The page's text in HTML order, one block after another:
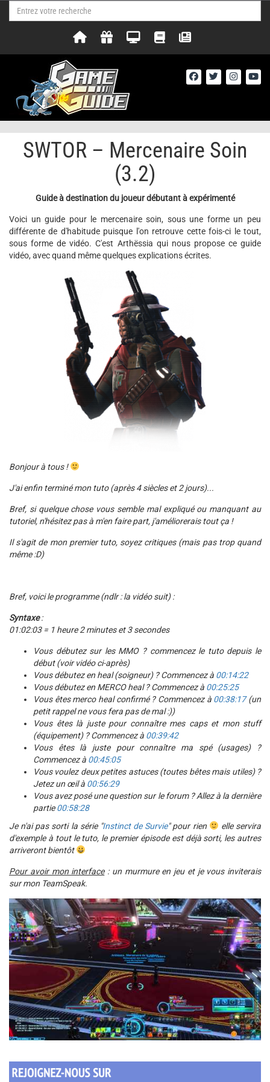
SWTOR – Mercenaire Soin
(3.2)
Guide à destination du joueur débutant à expérimenté
Voici un guide pour le mercenaire soin, sous une forme un peu
différente de d'habitude puisque l'on retrouve cette fois-ci le tout,
sous forme de vidéo. C'est Arthëssia qui nous propose ce guide
vidéo, avec quand même quelques explications écrites.
Bonjour à tous !
J'ai enfin terminé mon tuto (après 4 siècles et 2 jours)...
Bref, si quelque chose vous semble mal expliqué ou manquant au
tutoriel, n'hésitez pas à m'en faire part, j'améliorerais tout ça !
Il s'agit de mon premier tuto, soyez critiques (mais pas trop quand
même :D)
Bref, voici le programme (ndlr : la vidéo suit) :
Syntaxe:
01:02:03 = 1 heure 2 minutes et 3 secondes
Vous débutez sur les MMO ? commencez le tuto depuis le
début (voir vidéo ci-après)
Vous débutez en heal (soigneur) ? Commencez à 00:14:22
Vous débutez en MERCO heal ? Commencez à 00:25:25
Vous êtes merco heal confirmé ? Commencez à 00:38:17(un
petit rappel ne vous fera pas de mal :))
Vous êtes là juste pour connaître mes caps et mon stuff
(équipement) ? Commencez à 00:39:42
Vous êtes là juste pour connaître ma spé (usages) ?
Commencez à 00:45:05
Vous voulez deux petites astuces (toutes bêtes mais utiles) ?
Jetez un œil à 00:56:29
Vous avez posé une question sur le forum ? Allez à la dernière
partie00:58:28
Je n'ai pas sorti la série "Instinct de Survie" pour rien
elle servira
d'exemple à tout le tuto, le premier épisode est déjà sorti, les autres
arriveront bientôt
Pour avoir mon interface: un murmure en jeu et je vous inviterais
sur mon TeamSpeak.